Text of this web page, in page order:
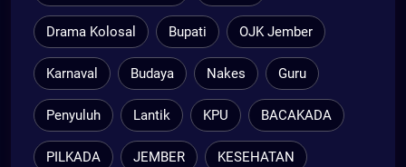
Drama Kolosal Bupati OJK Jember
Karnaval Budaya Nakes Guru
Penyuluh Lantik KPU BACAKADA
PILKADA JEMBER KESEHATAN